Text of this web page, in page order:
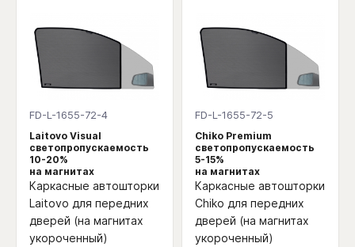
FD-L-1655-72-4
Laitovo Visual
светопропускаемость
10-20%
на магнитах
Каркасные автошторки
Laitovo для передних
дверей (на магнитах
укороченный)
FD-L-1655-72-5
Chiko Premium
светопропускаемость
5-15%
на магнитах
Каркасные автошторки
Chiko для передних
дверей (на магнитах
укороченный)